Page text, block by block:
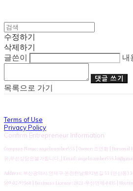
수정하기
삭제하기
글쓴이
내
댓글 쓰기
목록으로 가기
Terms of Use
Privacy Policy
Confirm Entrepreneur Information
Company Name: angelnumber555 | Owner: 조연화 | Personal
유,무선상담은불가합니다. | Email:
Address: 부산광역시 연제구 온천천남로92번길 53 (연산동)
509-02-97568 | Business License:2021-부산연제-0435 |